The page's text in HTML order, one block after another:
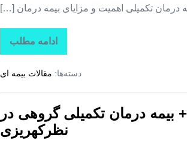
تکمیلی اهمیت و مزایای بیمه درمان […]
ادامه مطلب
تاراز
بیمه
بیمه
درمان
+
بیمه
درمان
تکمیلی
دسته‌ها: مقالات بیمه ای
+ بیمه درمان تکمیلی گروهی در
نظرکهریزی